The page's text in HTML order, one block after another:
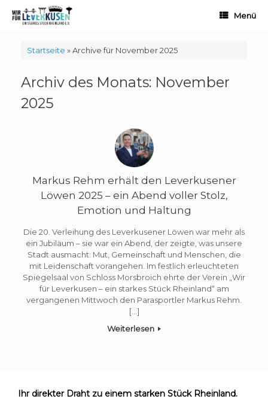
Inhalt
springen
Menü
Startseite »Archive für November 2025
Archiv des Monats: November
2025
Markus Rehm erhält den Leverkusener
Löwen 2025 – ein Abend voller Stolz,
Emotion und Haltung
Die 20. Verleihung des Leverkusener Löwen war mehr als
ein Jubiläum – sie war ein Abend, der zeigte, was unsere
Stadt ausmacht: Mut, Gemeinschaft und Menschen, die
mit Leidenschaft vorangehen. Im festlich erleuchteten
Spiegelsaal von Schloss Morsbroich ehrte der Verein „Wir
für Leverkusen – ein starkes Stück Rheinland“ am
vergangenen Mittwoch den Parasportler Markus Rehm.
[…]
Weiterlesen
Ihr direkter Draht zu einem starken Stück Rheinland.